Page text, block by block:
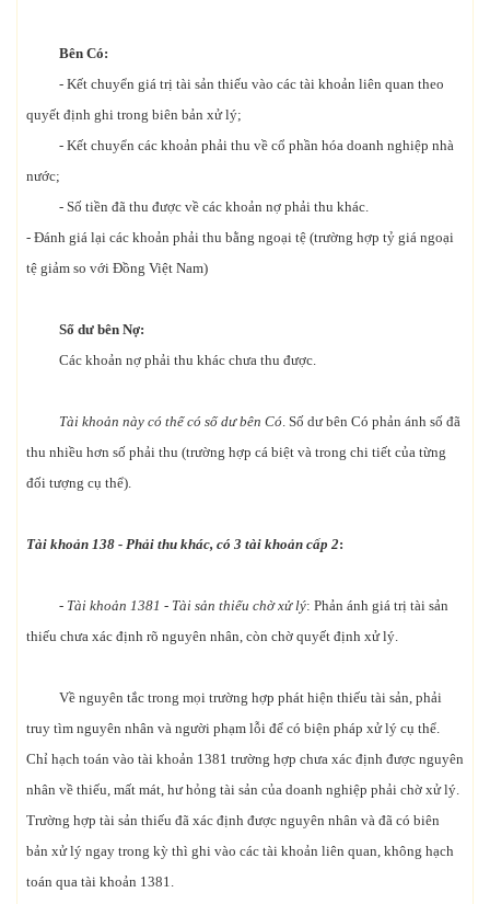
Bên Có:
- Kết chuyển giá trị tài sản thiếu vào các tài khoản liên quan theo
quyết định ghi trong biên bản xử lý;
- Kết chuyển các khoản phải thu về cổ phần hóa doanh nghiệp nhà
nước;
- Số tiền đã thu được về các khoản nợ phải thu khác.
- Đánh giá lại các khoản phải thu bằng ngoại tệ (trường hợp tỷ giá ngoại
tệ giảm so với Đồng Việt Nam)
Số dư bên Nợ:
Các khoản nợ phải thu khác chưa thu được.
Tài khoản này có thể có số dư bên Có . Số dư bên Có phản ánh số đã
thu nhiều hơn số phải thu (trường hợp cá biệt và trong chi tiết của từng
đối tượng cụ thể).
Tài khoản 138 - Phải thu khác, có 3 tài khoản cấp 2:
- Tài khoản 1381 - Tài sản thiếu chờ xử lý: Phản ánh giá trị tài sản
thiếu chưa xác định rõ nguyên nhân, còn chờ quyết định xử lý.
Về nguyên tắc trong mọi trường hợp phát hiện thiếu tài sản, phải
truy tìm nguyên nhân và người phạm lỗi để có biện pháp xử lý cụ thể.
Chỉ hạch toán vào tài khoản 1381 trường hợp chưa xác định được nguyên
nhân về thiếu, mất mát, hư hỏng tài sản của doanh nghiệp phải chờ xử lý.
Trường hợp tài sản thiếu đã xác định được nguyên nhân và đã có biên
bản xử lý ngay trong kỳ thì ghi vào các tài khoản liên quan, không hạch
toán qua tài khoản 1381.